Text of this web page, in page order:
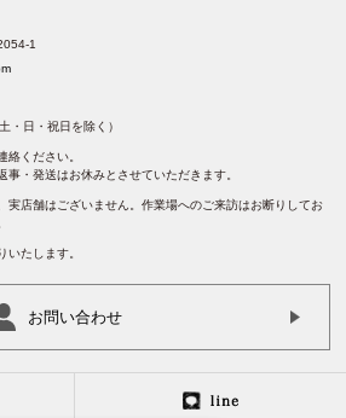
1
・日・祝日を除く）
絡ください。
事・発送はお休みとさせていただきます。
実店舗はございません。作業場へのご来訪はお断りしてお
いたします。
お問い合わせ